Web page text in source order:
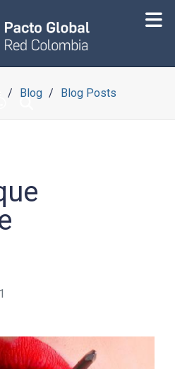
Blog Blog Posts